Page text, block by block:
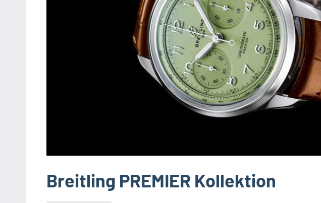
Breitling PREMIER Kollektion